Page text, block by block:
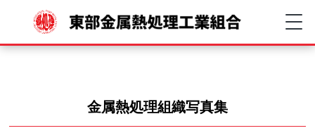
金属熱処理組織写真集